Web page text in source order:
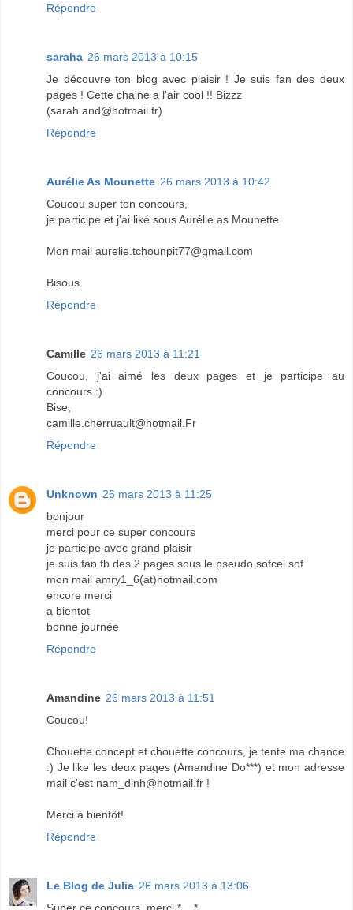
Répondre
saraha 26 mars 2013 à 10:15
Je découvre ton blog avec plaisir ! Je suis fan des deux
pages ! Cette chaine a l'air cool !! Bizzz
(sarah.and@hotmail.fr)
Répondre
Aurélie As Mounette 26 mars 2013 à 10:42
Coucou super ton concours,
je participe et j'ai liké sous Aurélie as Mounette
Mon mail aurelie.tchounpit77@gmail.com
Bisous
Répondre
Camille 26 mars 2013 à 11:21
Coucou, j'ai aimé les deux pages et je participe au
concours :)
Bise,
camille.cherruault@hotmail.Fr
Répondre
Unknown 26 mars 2013 à 11:25
bonjour
merci pour ce super concours
je participe avec grand plaisir
je suis fan fb des 2 pages sous le pseudo sofcel sof
mon mail amry1_6(at)hotmail.com
encore merci
a bientot
bonne journée
Répondre
Amandine 26 mars 2013 à 11:51
Coucou!
Chouette concept et chouette concours, je tente ma chance
:) Je like les deux pages (Amandine Do***) et mon adresse
mail c'est nam_dinh@hotmail.fr !
Merci à bientôt!
Répondre
Le Blog de Julia 26 mars 2013 à 13:06
Super ce concours, merci *__*